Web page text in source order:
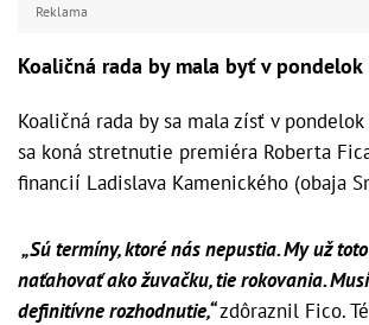
Reklama
Koaličná rada by mala byť v pondelok
Koaličná rada by sa mala zísť v pondelok
sa koná stretnutie premiéra Roberta
financií Ladislava Kamenického (obaja
„Sú termíny, ktoré nás nepustia. My už
naťahovať ako žuvačku, tie rokovania.
definitívne rozhodnutie,“zdôraznil Fico.